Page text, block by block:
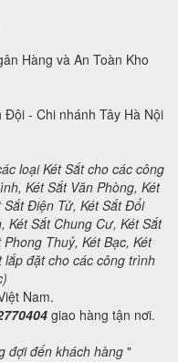
Hàng và An Toàn Kho
- Chi nhánh Tây Hà Nội
loại Két Sắt cho các công
Két Sắt Văn Phòng, Két
Sắt Điện Tử, Két Sắt Đổi
Két Sắt Chung Cư, Két Sắt
Thuỷ, Két Bạc, Két
lắp đặt cho các công trình
Nam.
giao hàng tận nơi.
đợi đến khách hàng "